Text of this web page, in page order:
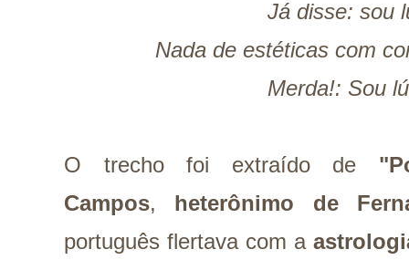
Já disse: sou
Nada de estéticas com
Merda!: Sou
O trecho foi extraído de
Campos, heterônimo de
português flertava com a